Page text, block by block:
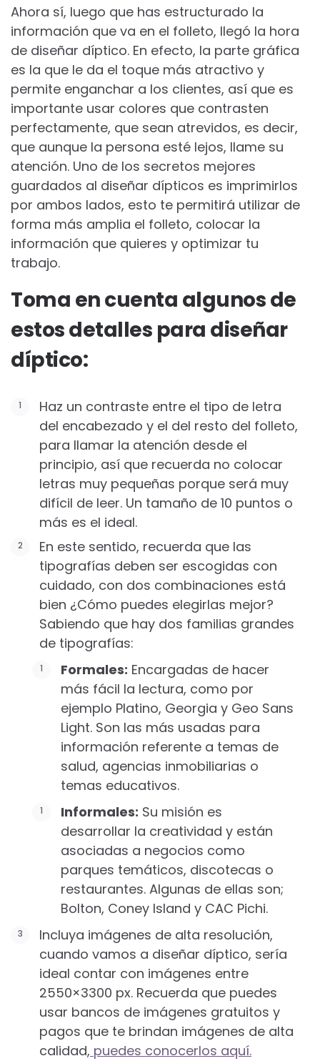
Ahora sí, luego que has estructurado la
información que va en el folleto, llegó la hora
de diseñar díptico. En efecto, la parte gráfica
es la que le da el toque más atractivo y
permite enganchar a los clientes, así que es
importante usar colores que contrasten
perfectamente, que sean atrevidos, es decir,
que aunque la persona esté lejos, llame su
atención. Uno de los secretos mejores
guardados al diseñar dípticos es imprimirlos
por ambos lados, esto te permitirá utilizar de
forma más amplia el folleto, colocar la
información que quieres y optimizar tu
trabajo.
Toma en cuenta algunos de
estos detalles para diseñar
díptico:
Haz un contraste entre el tipo de letra
del encabezado y el del resto del folleto,
para llamar la atención desde el
principio, así que recuerda no colocar
letras muy pequeñas porque será muy
difícil de leer. Un tamaño de 10 puntos o
más es el ideal.
En este sentido, recuerda que las
tipografías deben ser escogidas con
cuidado, con dos combinaciones está
bien ¿Cómo puedes elegirlas mejor?
Sabiendo que hay dos familias grandes
de tipografías:
Formales: Encargadas de hacer
más fácil la lectura, como por
ejemplo Platino, Georgia y Geo Sans
Light. Son las más usadas para
información referente a temas de
salud, agencias inmobiliarias o
temas educativos.
Informales: Su misión es
desarrollar la creatividad y están
asociadas a negocios como
parques temáticos, discotecas o
restaurantes. Algunas de ellas son;
Bolton, Coney Island y CAC Pichi.
Incluya imágenes de alta resolución,
cuando vamos a diseñar díptico, sería
ideal contar con imágenes entre
2550×3300 px. Recuerda que puedes
usar bancos de imágenes gratuitos y
pagos que te brindan imágenes de alta
calidad, puedes conocerlos aquí.